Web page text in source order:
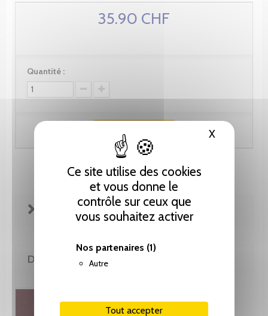
Ce site utilise des cookies
et vous donne le
contrôle sur ceux que
vous souhaitez activer
Nos partenaires (1)
Autre
Tout accepter
XMasquer
35.90 CHF
Quantité :
FICHE TECHNIQUE
DE LA MÊME COLLECTION